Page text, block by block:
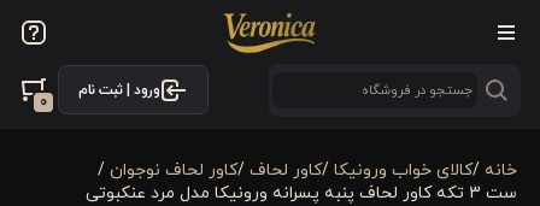
ورود | ثبت نام
0
خانه /کالای خواب ورونیکا /کاور لحاف /کاور لحاف نوجوان /
ست 3 تکه کاور لحاف پنبه پسرانه ورونیکا مدل مرد عنکبوتی